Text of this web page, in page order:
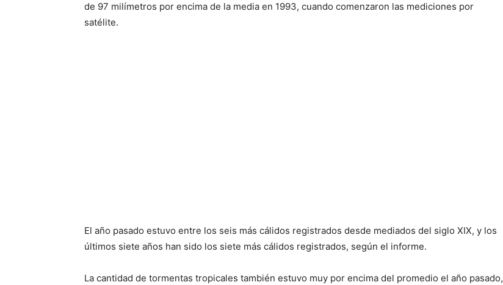
de 97 milímetros por encima de la media en 1993, cuando comenzaron las mediciones por
satélite.
El año pasado estuvo entre los seis más cálidos registrados desde mediados del siglo XIX, y los
últimos siete años han sido los siete más cálidos registrados, según el informe.
La cantidad de tormentas tropicales también estuvo muy por encima del promedio el año pasado,